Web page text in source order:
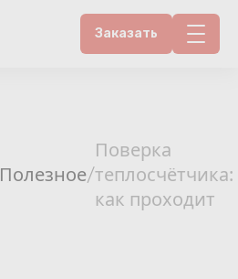
Заказать
Полезное/
Поверка
теплосчётчика:
как проходит